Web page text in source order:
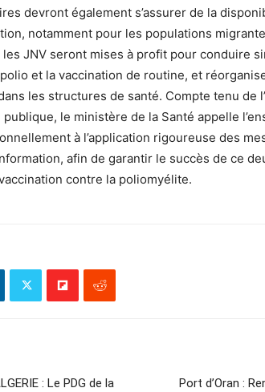
devront également s’assurer de la
notamment pour les populations
JNV seront mises à profit pour conduire
et la vaccination de routine, et
les structures de santé. Compte tenu de
le ministère de la Santé appelle
à l’application rigoureuse des
afin de garantir le succès de ce
contre la poliomyélite.
: Le PDG de la
Port d’Oran :